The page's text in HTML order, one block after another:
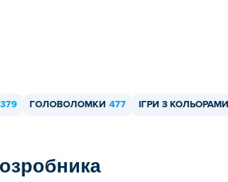
379 ГОЛОВОЛОМКИ 477 ІГРИ З КОЛЬОРАМИ